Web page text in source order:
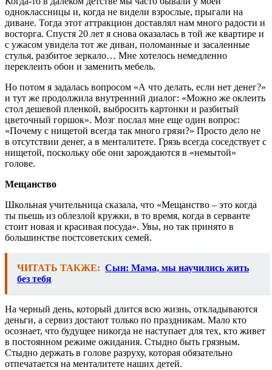
одноклассницы и, когда не видели взрослые, прыгали на
диване. Тогда этот аттракцион доставлял нам много радости и
восторга. Спустя 20 лет я снова оказалась в той же квартире и
с ужасом увидела тот же диван, поломанные и засаленные
стулья, разбитое зеркало… Мне хотелось немедленно
переклеить обои и заменить мебель.
Но потом я задалась вопросом «А что делать, если нет денег?»
и тут же продолжила внутренний диалог: «Можно же оклеить
стол дешевой пленкой, выбросить картонки и разбитый
цветочный горшок». Мозг послал мне еще один вопрос:
«Почему с нищетой всегда так много грязи?» Просто дело не
в отсутствии денег, а в менталитете. Грязь всегда соседствует с
нищетой, поскольку обе они зарождаются в «немытой»
голове.
Мещанство
Школьная учительница сказала, что «Мещанство – это когда
ты пьешь из облезлой кружки, в то время, когда в серванте
стоит новая и красивая посуда». Увы, но так принято в
большинстве постсоветских семей.
ЧИТАТЬ ТАКЖЕ: Сын: Мама, мы научились жить
без тебя
На черный день, который длится всю жизнь, откладываются
деньги, а сервиз достают только по праздникам. Мало кто
осознает, что будущее никогда не наступает для тех, кто живет
в постоянном режиме ожидания. Стыдно быть грязным.
Стыдно держать в голове разруху, которая обязательно
отпечатается на менталитете наших детей.